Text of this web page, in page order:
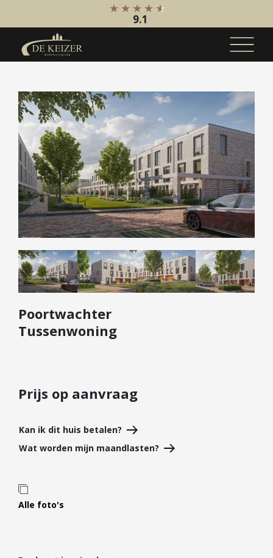
Koopaanbod
Bestaande bouw
Internationaal
Nieuwbouw
Bedrijfsaanbod
Huuraanbod
Bestaande bouw
Internationaal
Nieuwbouw
Bedrijfsaanbod
Diensten
Kopen
Verkopen
Taxeren
Nieuwbouw
Projectontwikkelaars
Hypotheken
9.1
Poortwachter
Tussenwoning
Prijs op aanvraag
Kan ik dit huis betalen?
Wat worden mijn maandlasten?
Alle foto's